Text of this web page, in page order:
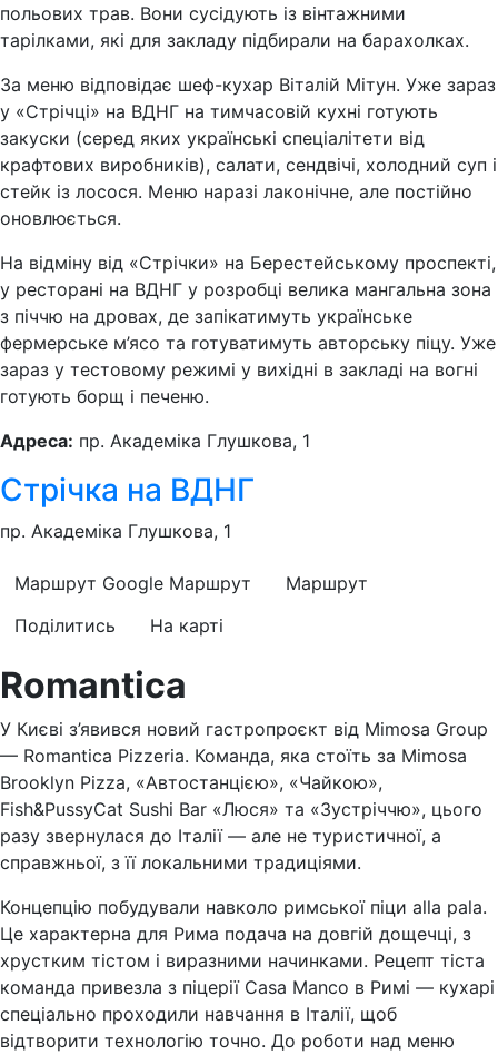
польових трав. Вони сусідують із вінтажними
тарілками, які для закладу підбирали на барахолках.
За меню відповідає шеф-кухар Віталій Мітун. Уже зараз
у «Стрічці» на ВДНГ на тимчасовій кухні готують
закуски (серед яких українські спеціалітети від
крафтових виробників), салати, сендвічі, холодний суп і
стейк із лосося. Меню наразі лаконічне, але постійно
оновлюється.
На відміну від «Стрічки» на Берестейському проспекті,
у ресторані на ВДНГ у розробці велика мангальна зона
з піччю на дровах, де запікатимуть українське
фермерське м’ясо та готуватимуть авторську піцу. Уже
зараз у тестовому режимі у вихідні в закладі на вогні
готують борщ і печеню.
Адреса: пр. Академіка Глушкова, 1
Стрічка на ВДНГ
пр. Академіка Глушкова, 1
Маршрут Google Маршрут
Маршрут
Поділитись
На карті
Romantica
У Києві з’явився новий гастропроєкт від Mimosa Group
— Romantica Pizzeria. Команда, яка стоїть за Mimosa
Brooklyn Pizza, «Автостанцією», «Чайкою»,
Fish&PussyCat Sushi Bar «Люся» та «Зустріччю», цього
разу звернулася до Італії — але не туристичної, а
справжньої, з її локальними традиціями.
Концепцію побудували навколо римської піци alla pala.
Це характерна для Рима подача на довгій дощечці, з
хрустким тістом і виразними начинками. Рецепт тіста
команда привезла з піцерії Casa Manco в Римі — кухарі
спеціально проходили навчання в Італії, щоб
відтворити технологію точно. До роботи над меню